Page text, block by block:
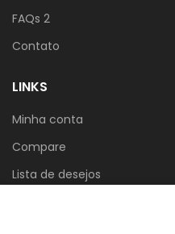
FAQs 2
Contato
LINKS
Minha conta
Compare
Lista de desejos